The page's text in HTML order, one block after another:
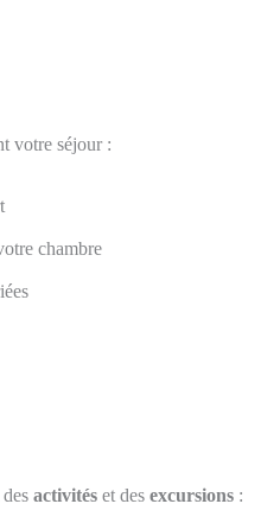
votre séjour :
chambre
activités et des excursions :